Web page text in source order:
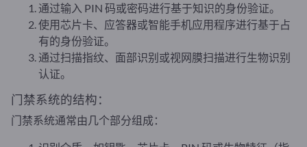
通过输入 PIN 码或密码进行基于知识的身份验证。
使用芯片卡、应答器或智能手机应用程序进行基于占
有的身份验证。
通过扫描指纹、面部识别或视网膜扫描进行生物识别
认证。
门禁系统的结构：
门禁系统通常由几个部分组成：